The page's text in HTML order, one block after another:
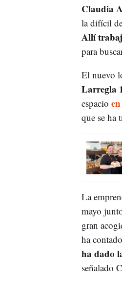
Claudia
la difícil
Allí
para
El nuevo
Larregla
espacio
que se ha
La
mayo
gran
ha
ha dado
señalado